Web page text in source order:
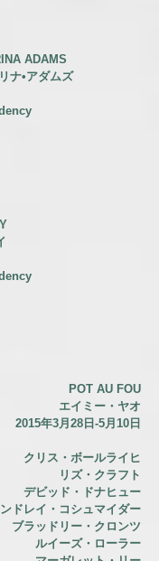
ADAMS
ナ•アダムズ
POT AU FOU
エイミー・ヤオ
2015年3月28日-5月10日
クリス・ボールライヒ
リズ・クラフト
デビッド・ドナヒュー
ドレイ・コシュマイダー
ブラッドリー・クロンツ
ルイーズ・ローラー